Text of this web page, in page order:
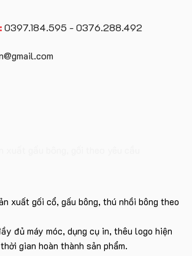
0397.184.595 - 0376.288.492
xuất gối cổ, gấu bông, thú nhồi bông theo
đủ máy móc, dụng cụ in, thêu logo hiện
gian hoàn thành sản phẩm.